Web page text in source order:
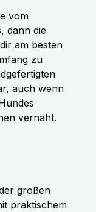
vom
dann die
am besten
zu
auch wenn
vernäht.
großen
praktischem